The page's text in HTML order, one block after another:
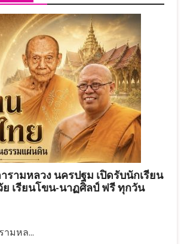
รามหลวง นครปฐม เปิดรับนักเรียน
เรียนโขน-นาฏศิลป์ ฟรี ทุกวัน
ามหล...